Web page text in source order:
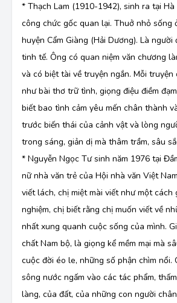
* Thạch Lam (1910-1942), sinh ra tại
công chức gốc quan lại. Thuở nhỏ sống
huyện Cẩm Giàng (Hải Dương). Là
tinh tế. Ông có quan niệm văn chương
và có biệt tài về truyện ngắn. Mỗi truyện
như bài thơ trữ tình, giọng điệu điềm
biết bao tình cảm yêu mến chân thành
trước biến thái của cảnh vật và lòng
trong sáng, giản dị mà thâm trầm, sâu
* Nguyễn Ngọc Tư sinh năm 1976 tại
nữ nhà văn trẻ của Hội nhà văn Việt
viết lách, chị miệt mài viết như một cách
nghiệm, chị biết rằng chị muốn viết về
nhất xung quanh cuộc sống của mình.
chất Nam bộ, là giọng kể mềm mại mà
cuộc đời éo le, những số phận chìm nổi.
sông nước ngấm vào các tác phẩm,
làng, của đất, của những con người